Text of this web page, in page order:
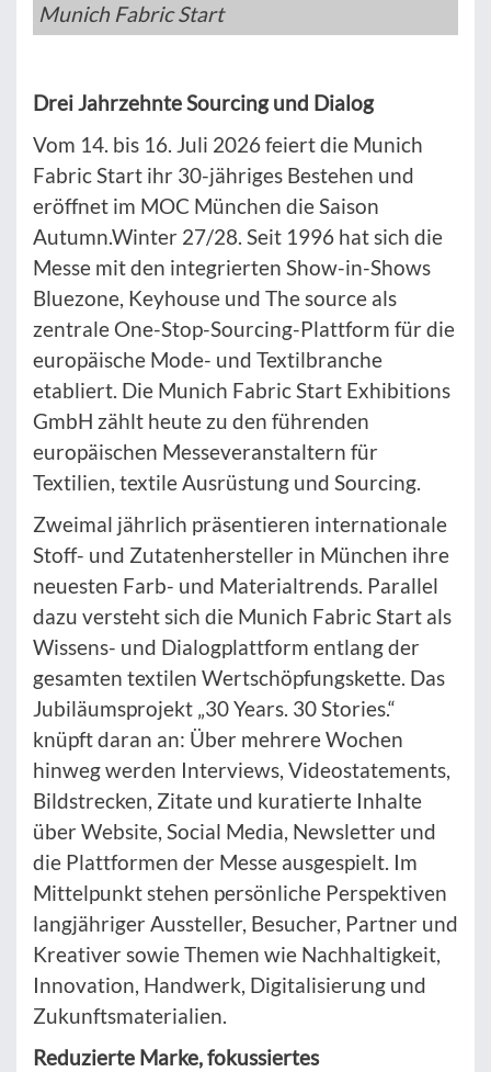
Munich Fabric Start
Drei Jahrzehnte Sourcing und Dialog
Vom 14. bis 16. Juli 2026 feiert die Munich
Fabric Start ihr 30-jähriges Bestehen und
eröffnet im MOC München die Saison
Autumn.Winter 27/28. Seit 1996 hat sich die
Messe mit den integrierten Show-in-Shows
Bluezone, Keyhouse und The source als
zentrale One-Stop-Sourcing-Plattform für die
europäische Mode- und Textilbranche
etabliert. Die Munich Fabric Start Exhibitions
GmbH zählt heute zu den führenden
europäischen Messeveranstaltern für
Textilien, textile Ausrüstung und Sourcing.
Zweimal jährlich präsentieren internationale
Stoff- und Zutatenhersteller in München ihre
neuesten Farb- und Materialtrends. Parallel
dazu versteht sich die Munich Fabric Start als
Wissens- und Dialogplattform entlang der
gesamten textilen Wertschöpfungskette. Das
Jubiläumsprojekt „30 Years. 30 Stories.“
knüpft daran an: Über mehrere Wochen
hinweg werden Interviews, Videostatements,
Bildstrecken, Zitate und kuratierte Inhalte
über Website, Social Media, Newsletter und
die Plattformen der Messe ausgespielt. Im
Mittelpunkt stehen persönliche Perspektiven
langjähriger Aussteller, Besucher, Partner und
Kreativer sowie Themen wie Nachhaltigkeit,
Innovation, Handwerk, Digitalisierung und
Zukunftsmaterialien.
Reduzierte Marke, fokussiertes